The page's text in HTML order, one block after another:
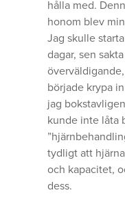
hålla med.
honom blev
Jag skulle
dagar, sen
började krypa
jag
kunde inte låta
tydligt att
och kapacitet,
dess.